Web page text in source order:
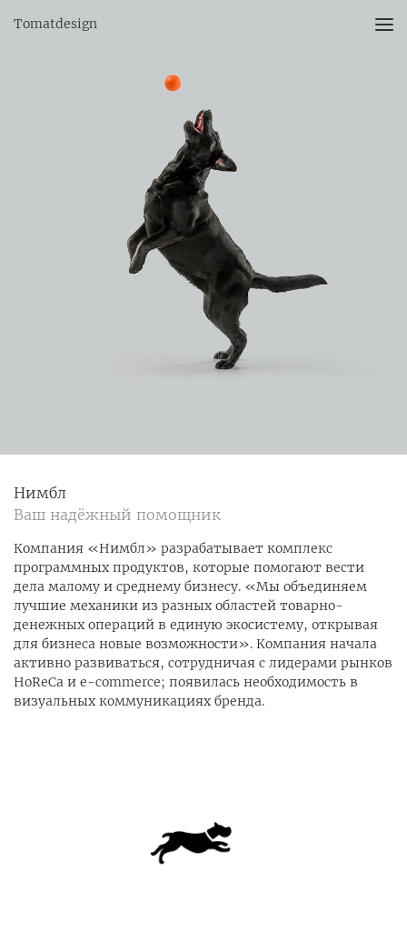
Tomatdesign
Нимбл
Ваш надёжный помощник
Компания «Нимбл» разрабатывает комплекс
программных продуктов, которые помогают вести
дела малому и среднему бизнесу. «Мы объединяем
лучшие механики из разных областей товарно-
денежных операций в единую экосистему, открывая
для бизнеса новые возможности». Компания начала
активно развиваться, сотрудничая с лидерами рынков
HoReCa и e-commerce; появилась необходимость в
визуальных коммуникациях бренда.